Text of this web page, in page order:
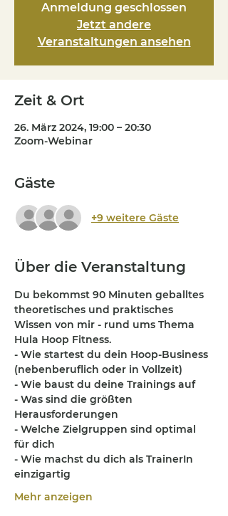
Anmeldung geschlossen
Jetzt andere
Veranstaltungen ansehen
Zeit & Ort
26. März 2024, 19:00 – 20:30
Zoom-Webinar
Gäste
+9 weitere Gäste
Über die Veranstaltung
Du bekommst 90 Minuten geballtes
theoretisches und praktisches
Wissen von mir - rund ums Thema
Hula Hoop Fitness.
- Wie startest du dein Hoop-Business
(nebenberuflich oder in Vollzeit)
- Wie baust du deine Trainings auf
- Was sind die größten
Herausforderungen
- Welche Zielgruppen sind optimal
für dich
- Wie machst du dich als TrainerIn
einzigartig
Mehr anzeigen